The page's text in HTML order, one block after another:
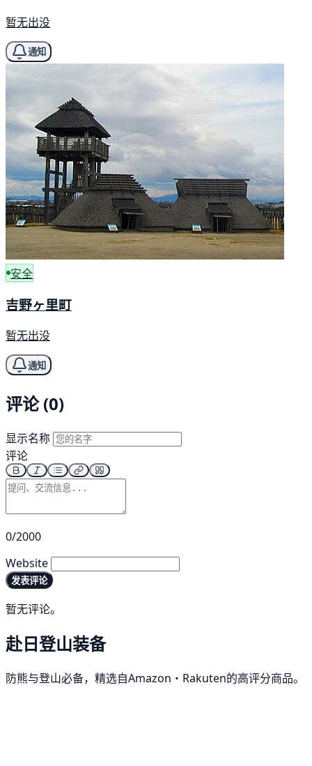
暂无出没
通知
安全
吉野ヶ里町
暂无出没
通知
评论 (0)
显示名称
评论
0/2000
Website
发表评论
暂无评论。
赴日登山装备
防熊与登山必备，精选自Amazon・Rakuten的高评分商品。